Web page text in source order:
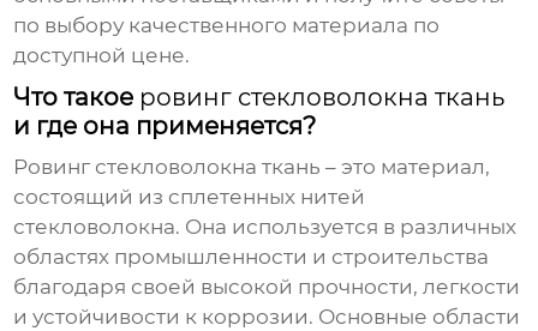
по выбору качественного материала по
доступной цене.
Что такое ровинг стекловолокна ткань
и где она применяется?
Ровинг стекловолокна ткань – это материал,
состоящий из сплетенных нитей
стекловолокна. Она используется в различных
областях промышленности и строительства
благодаря своей высокой прочности, легкости
и устойчивости к коррозии. Основные области